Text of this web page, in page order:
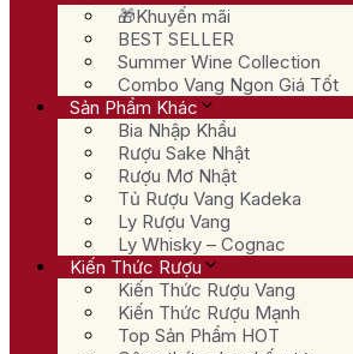
🎁Khuyến mãi
BEST SELLER
Summer Wine Collection
Combo Vang Ngon Giá Tốt
Sản Phẩm Khác
Bia Nhập Khẩu
Rượu Sake Nhật
Rượu Mơ Nhật
Tủ Rượu Vang Kadeka
Ly Rượu Vang
Ly Whisky – Cognac
Kiến Thức Rượu
Kiến Thức Rượu Vang
Kiến Thức Rượu Mạnh
Top Sản Phẩm HOT